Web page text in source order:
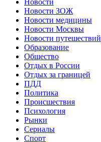
Новости
Новости ЗОЖ
Новости медицины
Новости Москвы
Новости путешествий
Образование
Общество
Отдых в России
Отдых за границей
ПДД
Политика
Происшествия
Психология
Рынки
Сериалы
Спорт